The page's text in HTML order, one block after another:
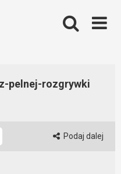
pelnej-rozgrywki
Podaj dalej